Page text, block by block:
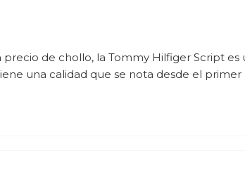
de chollo, la Tommy Hilfiger Script es
una calidad que se nota desde el primer